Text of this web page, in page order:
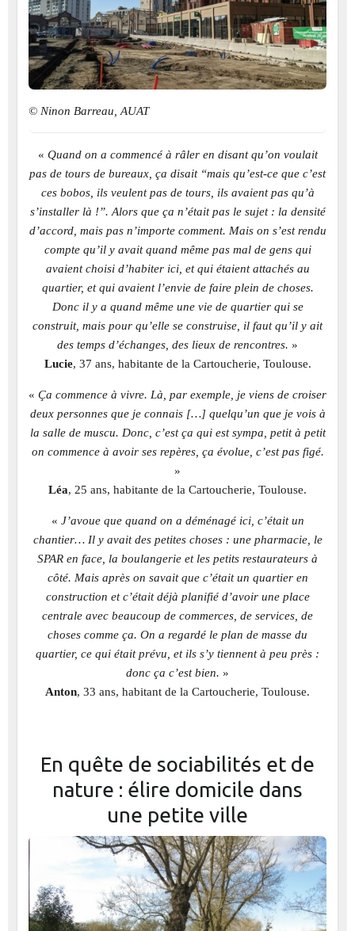
© Ninon Barreau, AUAT
« Quand on a commencé à râler en disant qu’on voulait
pas de tours de bureaux, ça disait “mais qu’est-ce que c’est
ces bobos, ils veulent pas de tours, ils avaient pas qu’à
s’installer là !”. Alors que ça n’était pas le sujet : la densité
d’accord, mais pas n’importe comment. Mais on s’est rendu
compte qu’il y avait quand même pas mal de gens qui
avaient choisi d’habiter ici, et qui étaient attachés au
quartier, et qui avaient l’envie de faire plein de choses.
Donc il y a quand même une vie de quartier qui se
construit, mais pour qu’elle se construise, il faut qu’il y ait
des temps d’échanges, des lieux de rencontres. »
Lucie, 37 ans, habitante de la Cartoucherie, Toulouse.
« Ça commence à vivre. Là, par exemple, je viens de croiser
deux personnes que je connais […] quelqu’un que je vois à
la salle de muscu. Donc, c’est ça qui est sympa, petit à petit
on commence à avoir ses repères, ça évolue, c’est pas figé.
»
Léa, 25 ans, habitante de la Cartoucherie, Toulouse.
« J’avoue que quand on a déménagé ici, c’était un
chantier… Il y avait des petites choses : une pharmacie, le
SPAR en face, la boulangerie et les petits restaurateurs à
côté. Mais après on savait que c’était un quartier en
construction et c’était déjà planifié d’avoir une place
centrale avec beaucoup de commerces, de services, de
choses comme ça. On a regardé le plan de masse du
quartier, ce qui était prévu, et ils s’y tiennent à peu près :
donc ça c’est bien. »
Anton, 33 ans, habitant de la Cartoucherie, Toulouse.
En quête de sociabilités et de
nature : élire domicile dans
une petite ville